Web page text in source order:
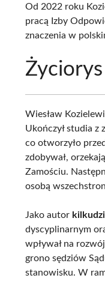
Od 2022 roku
pracą Izby
znaczenia w
Życiorys
Wiesław
Ukończył studia z
co otworzyło
zdobywał,
Zamościu.
osobą
Jako autor
dyscyplinarnym
wpływał na
grono sędziów
stanowisku. W